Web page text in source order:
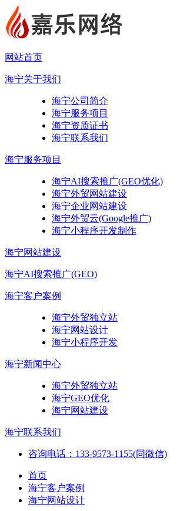
网站首页
海宁关于我们
海宁公司简介
海宁服务项目
海宁资质证书
海宁联系我们
海宁服务项目
海宁AI搜索推广(GEO优化)
海宁外贸网站建设
海宁企业网站建设
海宁外贸云(Google推广)
海宁小程序开发制作
海宁网站建设
海宁AI搜索推广(GEO)
海宁客户案例
海宁外贸独立站
海宁网站设计
海宁小程序开发
海宁新闻中心
海宁外贸独立站
海宁GEO优化
海宁网站建设
海宁联系我们
咨询电话：133-9573-1155(同微信)
首页
海宁客户案例
海宁网站设计